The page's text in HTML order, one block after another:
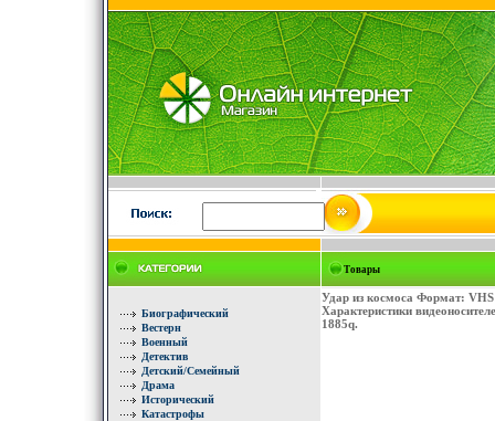
Биографический
Вестерн
Военный
Детектив
Детский/Семейный
Драма
Исторический
Катастрофы
Товары
Удар из космоса Формат:
Характеристики
1885q.